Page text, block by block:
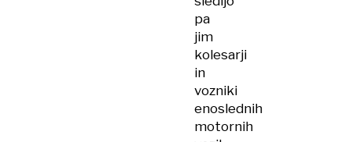
pa
jim
kolesarji
in
vozniki
enoslednih
motornih